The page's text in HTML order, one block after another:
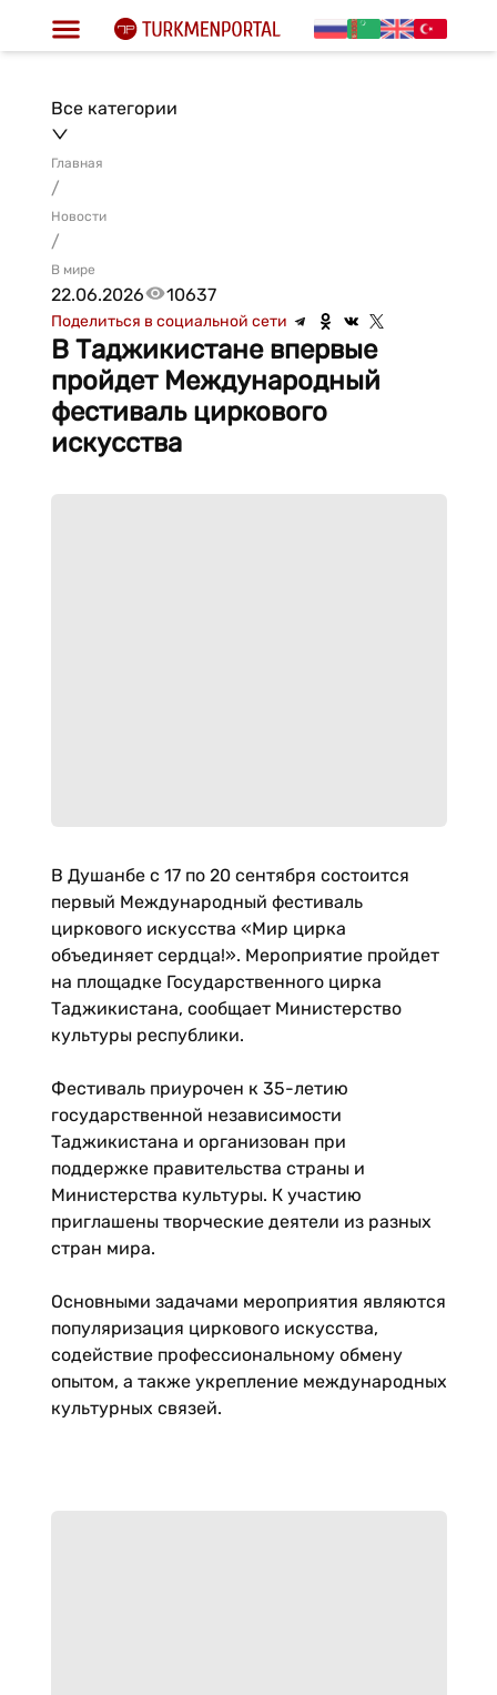
Все категории
Главная
/
Новости
/
В мире
22.06.2026 10637
Поделиться в социальной сети
В Таджикистане впервые
пройдет Международный
фестиваль циркового
искусства
В Душанбе с 17 по 20 сентября состоится
первый Международный фестиваль
циркового искусства «Мир цирка
объединяет сердца!». Мероприятие пройдет
на площадке Государственного цирка
Таджикистана, сообщает Министерство
культуры республики.
Фестиваль приурочен к 35-летию
государственной независимости
Таджикистана и организован при
поддержке правительства страны и
Министерства культуры. К участию
приглашены творческие деятели из разных
стран мира.
Основными задачами мероприятия являются
популяризация циркового искусства,
содействие профессиональному обмену
опытом, а также укрепление международных
культурных связей.